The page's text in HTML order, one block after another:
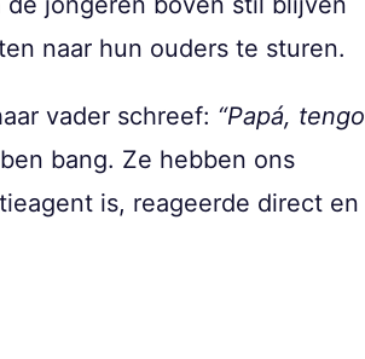
naar hun ouders te sturen.
vader schreef: “Papá, tengo
bang. Ze hebben ons
is, reageerde direct en